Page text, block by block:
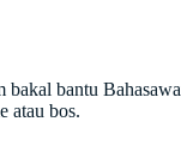
bakal bantu
atau bos.